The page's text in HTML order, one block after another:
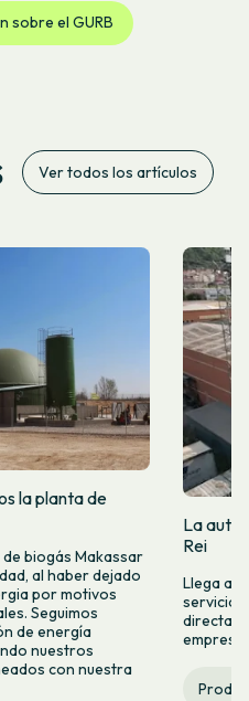
sobre el GURB
Ver todos los artículos
la planta de
biogás Makassar
al haber dejado
por motivos
Seguimos
de energía
nuestros
con nuestra
La
Rei
Llega a
servicio